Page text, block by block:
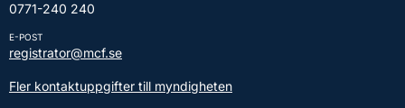
0771-240 240
E-POST
registrator@mcf.se
Fler kontaktuppgifter till myndigheten